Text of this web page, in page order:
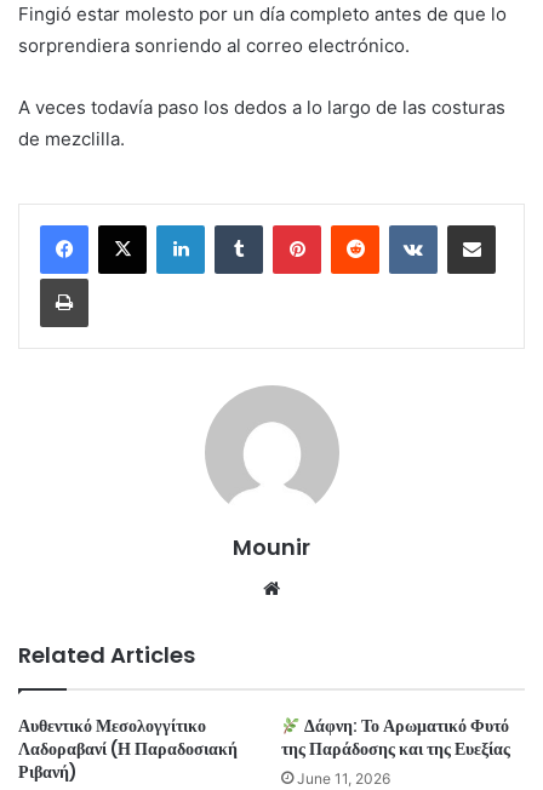
Fingió estar molesto por un día completo antes de que lo
sorprendiera sonriendo al correo electrónico.
A veces todavía paso los dedos a lo largo de las costuras
de mezclilla.
LinkedInTumblr PinterestReddit VKontakteShare via Email
Print
Mounir
Related Articles
Αυθεντικό Μεσολογγίτικο
Λαδοραβανί (Η Παραδοσιακή
Ριβανή)
Δάφνη: Το Αρωματικό Φυτό
της Παράδοσης και της Ευεξίας
June 11, 2026